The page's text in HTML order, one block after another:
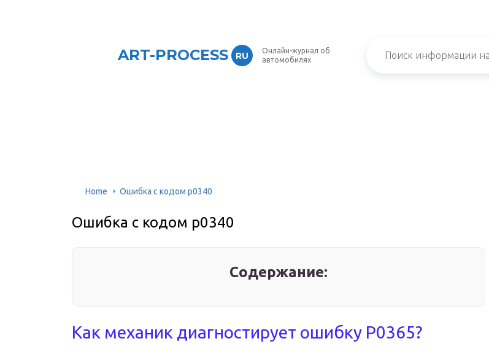
ART-PROCESS RU
Онлайн-журнал об
автомобилях
Home Ошибка с кодом p0340
Ошибка с кодом p0340
Содержание:
Как механик диагностирует ошибку P0365?